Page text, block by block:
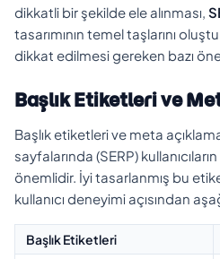
dikkatli bir şekilde ele alınması,
tasarımının temel taşlarını
dikkat edilmesi gereken bazı
Başlık Etiketleri ve
Başlık etiketleri ve meta
sayfalarında (SERP)
önemlidir. İyi tasarlanmış bu
kullanıcı deneyimi açısından
Başlık Etiketleri